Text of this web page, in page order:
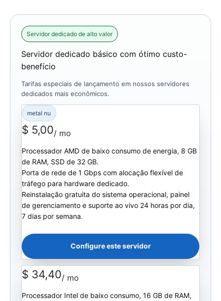
Servidor dedicado de alto valor
Servidor dedicado básico com ótimo custo-
benefício
Tarifas especiais de lançamento em nossos servidores
dedicados mais econômicos.
metal nu
$ 5,00/ mo
Processador AMD de baixo consumo de energia, 8 GB
de RAM, SSD de 32 GB.
Porta de rede de 1 Gbps com alocação flexível de
tráfego para hardware dedicado.
Reinstalação gratuita do sistema operacional, painel
de gerenciamento e suporte ao vivo 24 horas por dia,
7 dias por semana.
Configure este servidor
$ 34,40/ mo
Processador Intel de baixo consumo, 16 GB de RAM,